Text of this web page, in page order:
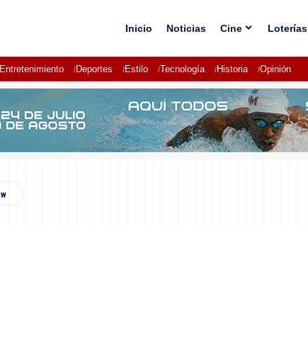
Inicio Noticias Cine Loterías
Entretenimiento Deportes Estilo Tecnología Historia Opinión